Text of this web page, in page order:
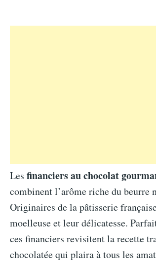
Les financiers au chocolat
combinent l’arôme riche du beurre
Originaires de la pâtisserie
moelleuse et leur délicatesse.
ces financiers revisitent la recette
chocolatée qui plaira à tous les